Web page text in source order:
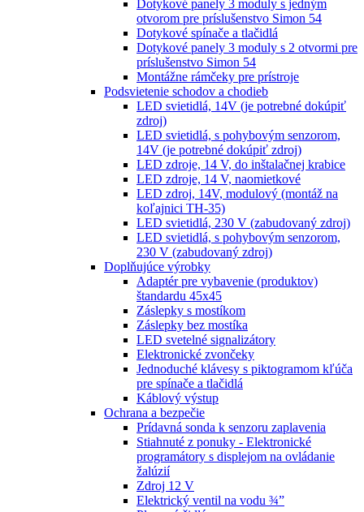
Dotykové panely 3 moduly s jedným
otvorom pre príslušenstvo Simon 54
Dotykové spínače a tlačidlá
Dotykové panely 3 moduly s 2 otvormi pre
príslušenstvo Simon 54
Montážne rámčeky pre prístroje
Podsvietenie schodov a chodieb
LED svietidlá, 14V (je potrebné dokúpiť
zdroj)
LED svietidlá, s pohybovým senzorom,
14V (je potrebné dokúpiť zdroj)
LED zdroje, 14 V, do inštalačnej krabice
LED zdroje, 14 V, naomietkové
LED zdroj, 14V, modulový (montáž na
koľajnici TH-35)
LED svietidlá, 230 V (zabudovaný zdroj)
LED svietidlá, s pohybovým senzorom,
230 V (zabudovaný zdroj)
Doplňujúce výrobky
Adaptér pre vybavenie (produktov)
štandardu 45x45
Záslepky s mostíkom
Záslepky bez mostíka
LED svetelné signalizátory
Elektronické zvončeky
Jednoduché klávesy s piktogramom kľúča
pre spínače a tlačidlá
Káblový výstup
Ochrana a bezpečie
Prídavná sonda k senzoru zaplavenia
Stiahnuté z ponuky - Elektronické
programátory s displejom na ovládanie
žalúzií
Zdroj 12 V
Elektrický ventil na vodu ¾”